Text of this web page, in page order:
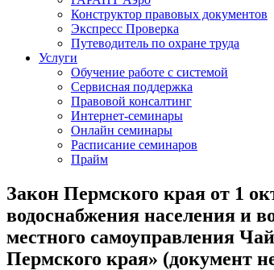
Конструктор правовых документов
Экспресс Проверка
Путеводитель по охране труда
Услуги
Обучение работе с системой
Сервисная поддержка
Правовой консалтинг
Интернет-семинары
Онлайн семинары
Расписание семинаров
Прайм
Закон Пермского края от 1
водоснабжения населения и
местного самоуправления
Пермского края» (документ